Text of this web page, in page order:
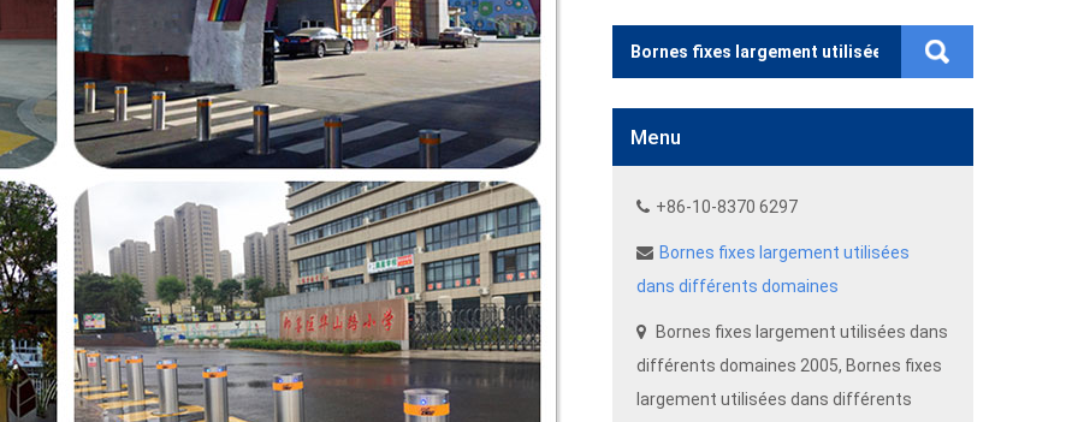
Menu
+86-10-8370 6297
Bornes fixes largement utilisées
dans différents domaines
Bornes fixes largement utilisées dans
différents domaines 2005, Bornes fixes
largement utilisées dans différents